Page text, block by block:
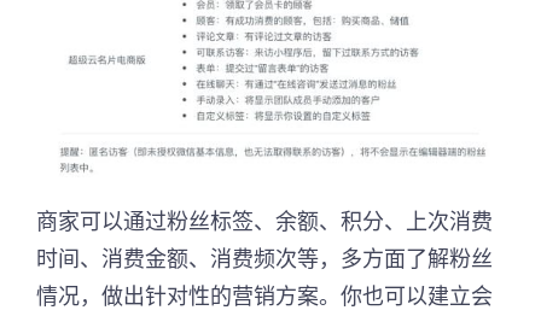
商家可以通过粉丝标签、余额、积分、上次消费
时间、消费金额、消费频次等，多方面了解粉丝
情况，做出针对性的营销方案。你也可以建立会